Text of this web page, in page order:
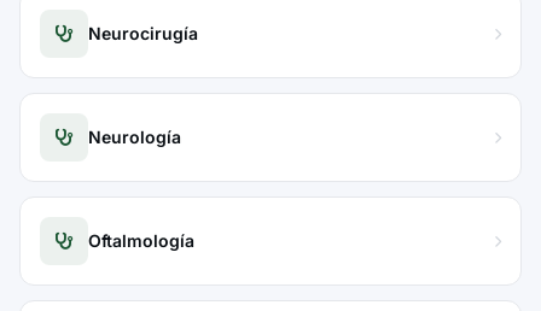
Neurocirugía
Neurología
Oftalmología